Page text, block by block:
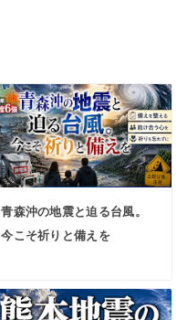
青森沖の地震と迫る台風。
今こそ祈りと備えを